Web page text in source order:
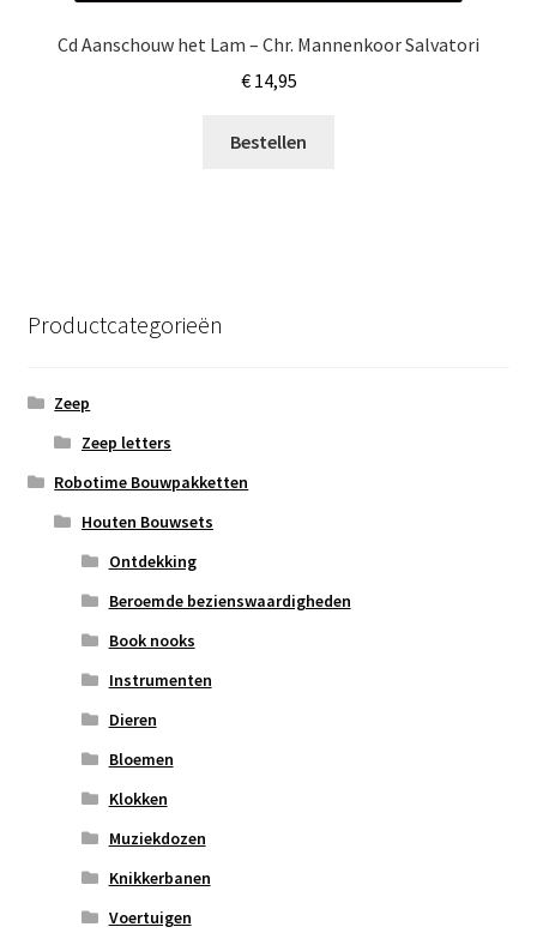
Cd Aanschouw het Lam – Chr. Mannenkoor Salvatori
€14,95
Bestellen
Productcategorieën
Zeep
Zeep letters
Robotime Bouwpakketten
Houten Bouwsets
Ontdekking
Beroemde bezienswaardigheden
Book nooks
Instrumenten
Dieren
Bloemen
Klokken
Muziekdozen
Knikkerbanen
Voertuigen